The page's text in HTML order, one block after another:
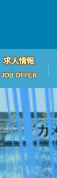
求人情報
JOB OFFER